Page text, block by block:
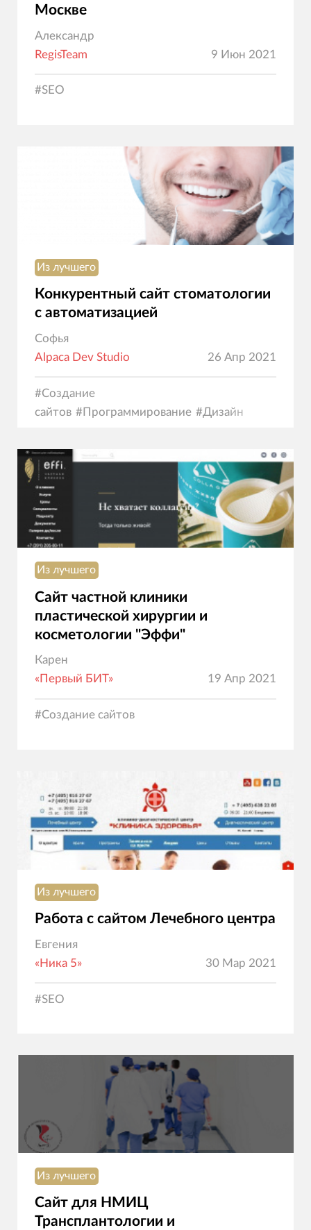
Москве
Александр
RegisTeam
9 Июн 2021
#SEO
Из лучшего
Конкурентный сайт стоматологии
с автоматизацией
Софья
Alpaca Dev Studio
26 Апр 2021
#Создание
сайтов #Программирование #Дизайн
Из лучшего
Сайт частной клиники
пластической хирургии и
косметологии "Эффи"
Карен
«Первый БИТ»
19 Апр 2021
#Создание сайтов
Из лучшего
Работа с сайтом Лечебного центра
Евгения
«Ника 5»
30 Мар 2021
#SEO
Из лучшего
Сайт для НМИЦ
Трансплантологии и